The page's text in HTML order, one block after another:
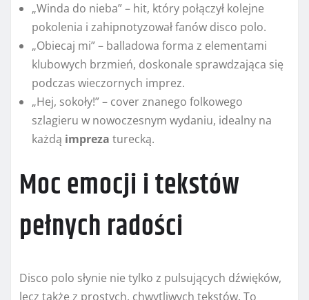
„Winda do nieba” – hit, który połączył kolejne
pokolenia i zahipnotyzował fanów disco polo.
„Obiecaj mi” – balladowa forma z elementami
klubowych brzmień, doskonale sprawdzająca się
podczas wieczornych imprez.
„Hej, sokoły!” – cover znanego folkowego
szlagieru w nowoczesnym wydaniu, idealny na
każdą impreza turecką.
Moc emocji i tekstów
pełnych radości
Disco polo słynie nie tylko z pulsujących dźwięków,
lecz także z prostych, chwytliwych tekstów. To